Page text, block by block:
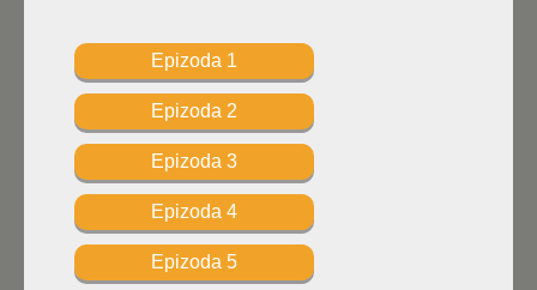
Epizoda 1
Epizoda 2
Epizoda 3
Epizoda 4
Epizoda 5